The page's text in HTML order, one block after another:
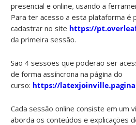
presencial e online, usando a
Para ter acesso a esta plataforma é
cadastrar no site https://
da primeira sessão.
São 4 sessões que poderão ser
de forma assíncrona na página do
curso: https://
Cada sessão online consiste em um
aborda os conteúdos e explicações